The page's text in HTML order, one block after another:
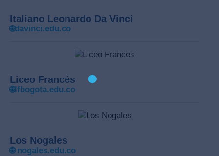
Italiano Leonardo Da Vinci
🌐davinci.edu.co
Liceo Francés
🌐lfbogota.edu.co
Los Nogales
🌐nogales.edu.co